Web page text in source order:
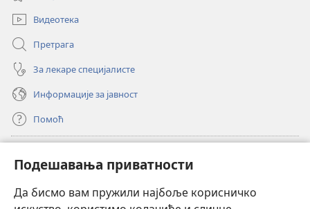
Подешавања приватности
Да бисмо вам пружили најбоље корисничко
Видеотека
Претрага
За лекаре специјалисте
Информације за јавност
Помоћ
(отвара
нови
прозор)ОНЛАЈН БИБЛИОТЕКА Watchtower
(отвара